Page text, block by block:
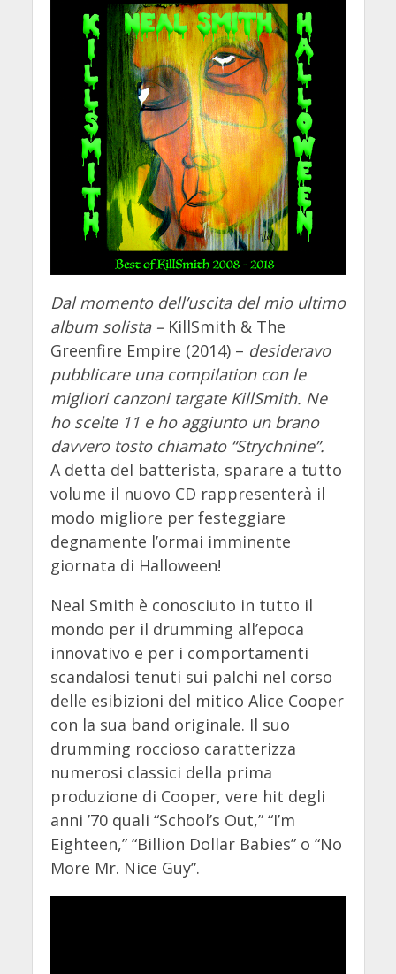
Dal momento dell’uscita del mio ultimo
album solista – KillSmith & The
Greenfire Empire (2014) – desideravo
pubblicare una compilation con le
migliori canzoni targate KillSmith. Ne
ho scelte 11 e ho aggiunto un brano
davvero tosto chiamato “Strychnine”.
A detta del batterista, sparare a tutto
volume il nuovo CD rappresenterà il
modo migliore per festeggiare
degnamente l’ormai imminente
giornata di Halloween!
Neal Smith è conosciuto in tutto il
mondo per il drumming all’epoca
innovativo e per i comportamenti
scandalosi tenuti sui palchi nel corso
delle esibizioni del mitico Alice Cooper
con la sua band originale. Il suo
drumming roccioso caratterizza
numerosi classici della prima
produzione di Cooper, vere hit degli
anni ’70 quali “School’s Out,” “I’m
Eighteen,” “Billion Dollar Babies” o “No
More Mr. Nice Guy”.